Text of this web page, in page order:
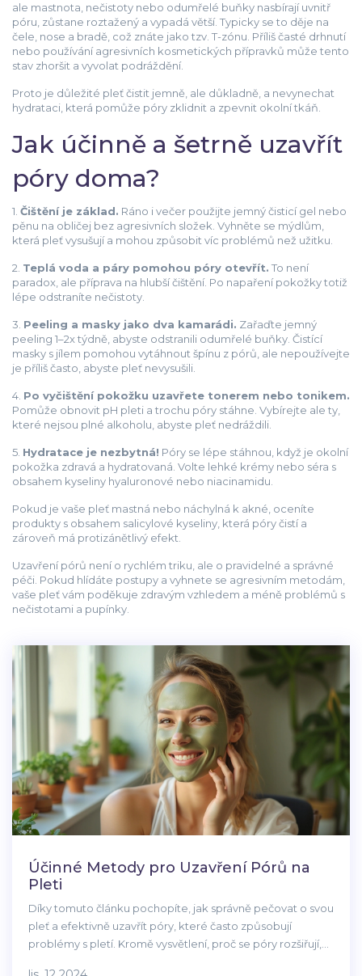
ale mastnota, nečistoty nebo odumřelé buňky nasbírají uvnitř
póru, zůstane roztažený a vypadá větší. Typicky se to děje na
čele, nose a bradě, což znáte jako tzv. T-zónu. Příliš časté drhnutí
nebo používání agresivních kosmetických přípravků může tento
stav zhoršit a vyvolat podráždění.
Proto je důležité pleť čistit jemně, ale důkladně, a nevynechat
hydrataci, která pomůže póry zklidnit a zpevnit okolní tkáň.
Jak účinně a šetrně uzavřít
póry doma?
1. Čištění je základ. Ráno i večer použijte jemný čisticí gel nebo
pěnu na obličej bez agresivních složek. Vyhněte se mýdlům,
která pleť vysušují a mohou způsobit víc problémů než užitku.
2. Teplá voda a páry pomohou póry otevřít. To není
paradox, ale příprava na hlubší čištění. Po napaření pokožky totiž
lépe odstraníte nečistoty.
3. Peeling a masky jako dva kamarádi. Zařaďte jemný
peeling 1–2x týdně, abyste odstranili odumřelé buňky. Čistící
masky s jílem pomohou vytáhnout špínu z pórů, ale nepoužívejte
je příliš často, abyste pleť nevysušili.
4. Po vyčištění pokožku uzavřete tonerem nebo tonikem.
Pomůže obnovit pH pleti a trochu póry stáhne. Vybírejte ale ty,
které nejsou plné alkoholu, abyste pleť nedráždili.
5. Hydratace je nezbytná! Póry se lépe stáhnou, když je okolní
pokožka zdravá a hydratovaná. Volte lehké krémy nebo séra s
obsahem kyseliny hyaluronové nebo niacinamidu.
Pokud je vaše pleť mastná nebo náchylná k akné, oceníte
produkty s obsahem salicylové kyseliny, která póry čistí a
zároveň má protizánětlivý efekt.
Uzavření pórů není o rychlém triku, ale o pravidelné a správné
péči. Pokud hlídáte postupy a vyhnete se agresivním metodám,
vaše pleť vám poděkuje zdravým vzhledem a méně problémů s
nečistotami a pupínky.
Účinné Metody pro Uzavření Pórů na
Pleti
Díky tomuto článku pochopíte, jak správně pečovat o svou
pleť a efektivně uzavřít póry, které často způsobují
problémy s pletí. Kromě vysvětlení, proč se póry rozšiřují,